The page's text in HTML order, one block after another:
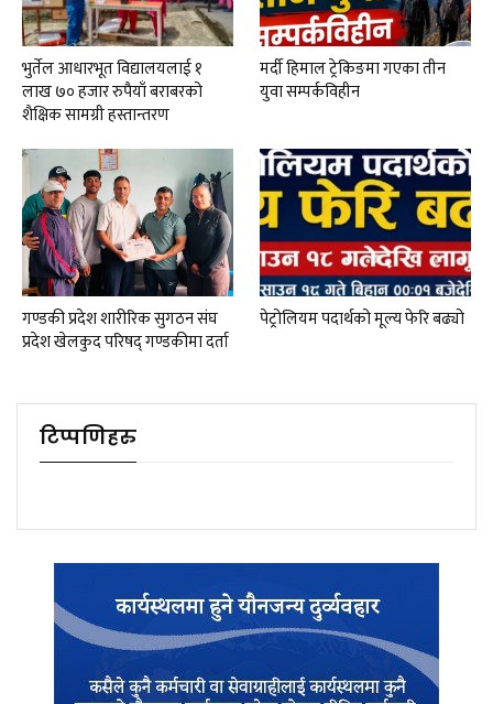
भुर्तेल आधारभूत विद्यालयलाई १
लाख ७० हजार रुपैयाँ बराबरको
शैक्षिक सामग्री हस्तान्तरण
मर्दी हिमाल ट्रेकिङमा गएका तीन
युवा सम्पर्कविहीन
गण्डकी प्रदेश शारीरिक सुगठन संघ
प्रदेश खेलकुद परिषद् गण्डकीमा दर्ता
पेट्रोलियम पदार्थको मूल्य फेरि बढ्यो
टिप्पणिहरु